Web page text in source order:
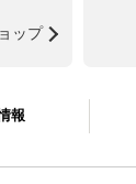
ップ
報